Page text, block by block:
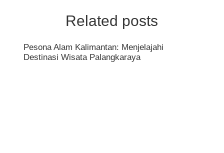
Related posts
Pesona Alam Kalimantan: Menjelajahi
Destinasi Wisata Palangkaraya